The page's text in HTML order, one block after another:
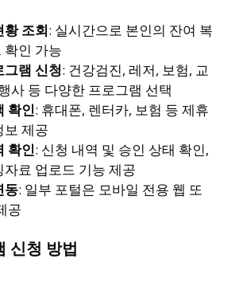
황 조회: 실시간으로 본인의 잔여 복
확인 가능
그램 신청: 건강검진, 레저, 보험, 교
사 등 다양한 프로그램 선택
확인: 휴대폰, 렌터카, 보험 등 제휴
보 제공
확인: 신청 내역 및 승인 상태 확인,
자료 업로드 기능 제공
동: 일부 포털은 모바일 전용 웹 또
공
신청 방법